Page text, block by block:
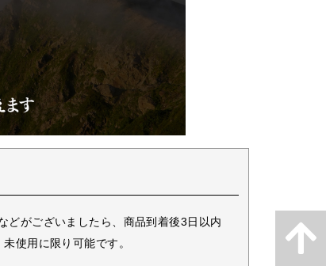
どがございましたら、商品到着後3日以内
使用に限り可能です。